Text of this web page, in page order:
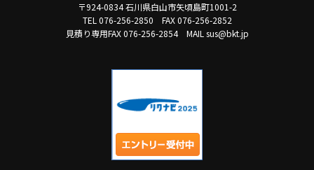
〒924-0834 石川県白山市矢頃島町1001-2
TEL 076-256-2850
FAX 076-256-2852
見積り専用FAX 076-256-2854
MAIL sus@bkt.jp